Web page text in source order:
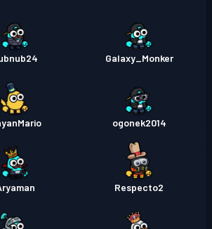
Galaxy_Monker
ogonek2014
Respecto2